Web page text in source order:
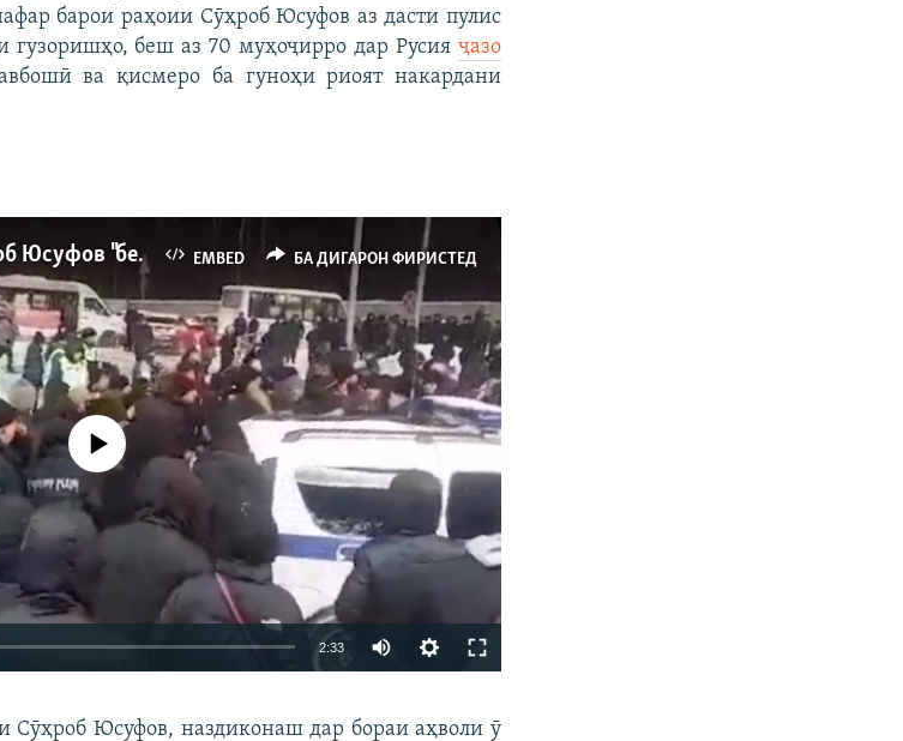
барои раҳоии Сӯҳроб Юсуфов аз дасти пулис
гузоришҳо, беш аз 70 муҳоҷирро дар Русия ҷазо
ва қисмеро ба гуноҳи риоят накардани
EMBED БА ДИГАРОН ФИРИСТЕД
Наздиконаш мегӯянд, Сӯҳроб Юсуфов "бегуноҳ аст"
БА ДИГАРОН ФИРИСТЕД
кор намекунад
2:33
360p
Сӯҳроб Юсуфов, наздиконаш дар бораи аҳволи ӯ